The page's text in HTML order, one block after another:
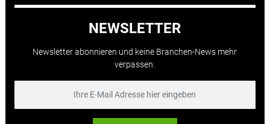
NEWSLETTER
Newsletter abonnieren und keine Branchen-News mehr
verpassen.